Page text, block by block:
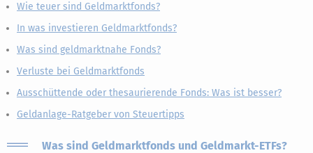
Wie teuer sind Geldmarktfonds?
In was investieren Geldmarktfonds?
Was sind geldmarktnahe Fonds?
Verluste bei Geldmarktfonds
Ausschüttende oder thesaurierende Fonds: Was ist besser?
Geldanlage-Ratgeber von Steuertipps
Was sind Geldmarktfonds und Geldmarkt-ETFs?